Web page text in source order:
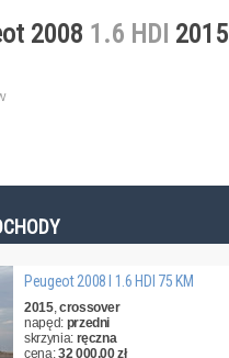
2008 1.6 HDI 2015
Peugeot 2008 I 1.6 HDI 75 KM
2015,crossover
napęd: przedni
skrzynia: ręczna
cena:32 000,00 zł